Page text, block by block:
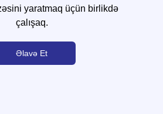
yaratmaq üçün birlikdə
çalışaq.
Əlavə Et